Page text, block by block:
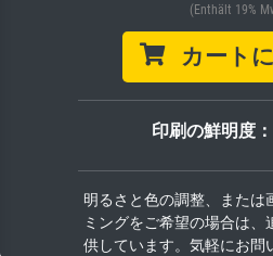
(Enthält 19%
カートに
印刷の鮮明度：
明るさと色の調整、または
ミングをご希望の場合は、
供しています。気軽にお問